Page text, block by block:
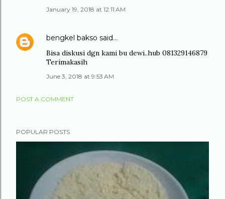
January 19, 2018 at 12:11 AM
bengkel bakso said…
Bisa diskusi dgn kami bu dewi..hub 081329146879
Terimakasih
June 3, 2018 at 9:53 AM
POST A COMMENT
POPULAR POSTS